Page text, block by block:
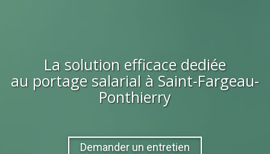
La solution efficace dediée
au portage salarial à Saint-Fargeau-
Ponthierry
Demander un entretien